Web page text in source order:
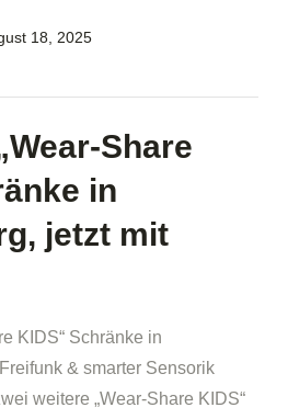
18, 2025
Share
in
jetzt mit
KIDS“ Schränke in
& smarter Sensorik
weitere „Wear-Share KIDS“